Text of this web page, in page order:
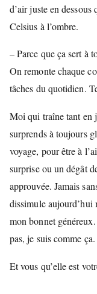
d’air juste en
Celsius à l’ombre.
– Parce que ça sert à
On remonte chaque
tâches du quotidien.
Moi qui traîne tant en
surprends à toujours
voyage, pour être à
surprise ou un dégât
approuvée. Jamais
dissimule aujourd’hui
mon bonnet
pas, je suis comme ça.
Et vous qu’elle est